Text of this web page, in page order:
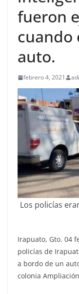
fueron
cuando
auto.
febrero 4, 2021
Los policías
Irapuato, Gto. 04
policías de
a bordo de un
colonia